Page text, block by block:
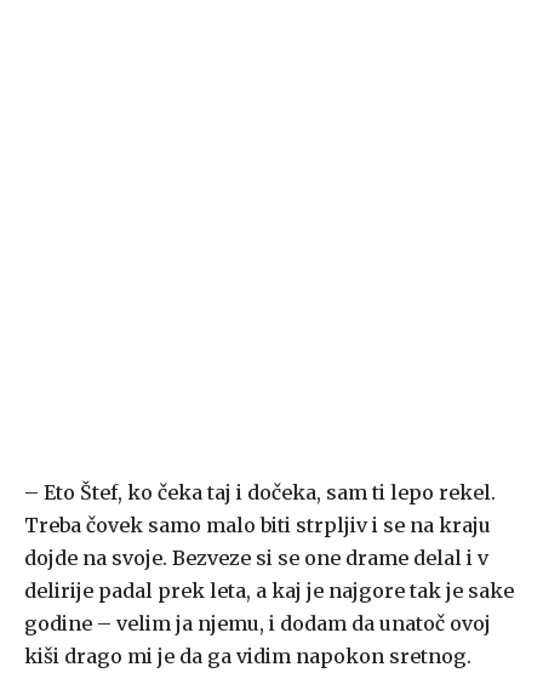
– Eto Štef, ko čeka taj i dočeka, sam ti lepo rekel.
Treba čovek samo malo biti strpljiv i se na kraju
dojde na svoje. Bezveze si se one drame delal i v
delirije padal prek leta, a kaj je najgore tak je sake
godine – velim ja njemu, i dodam da unatoč ovoj
kiši drago mi je da ga vidim napokon sretnog.